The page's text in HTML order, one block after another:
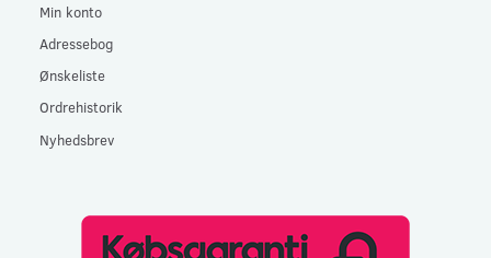
Min konto
Adressebog
Ønskeliste
Ordrehistorik
Nyhedsbrev